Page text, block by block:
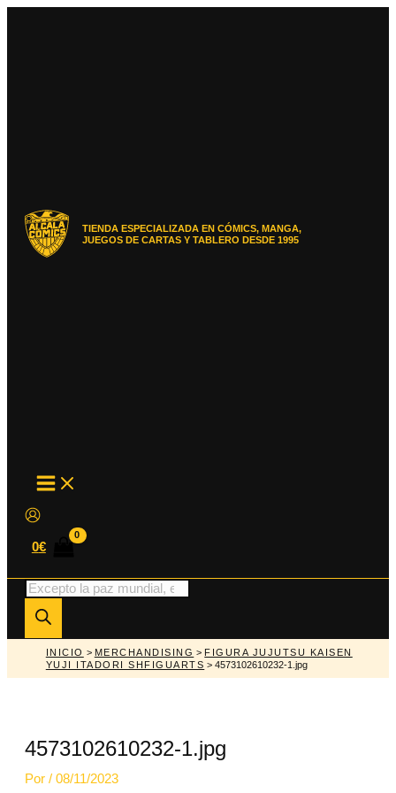
TIENDA ESPECIALIZADA EN CÓMICS, MANGA,
JUEGOS DE CARTAS Y TABLERO DESDE 1995
MAIN
MENU
0€
Búsqueda
de
productos
INICIO > MERCHANDISING > FIGURA JUJUTSU KAISEN
YUJI ITADORI SHFIGUARTS > 4573102610232-1.jpg
4573102610232-1.jpg
Por / 08/11/2023